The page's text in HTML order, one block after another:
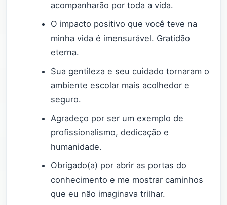
acompanharão por toda a vida.
O impacto positivo que você teve na
minha vida é imensurável. Gratidão
eterna.
Sua gentileza e seu cuidado tornaram o
ambiente escolar mais acolhedor e
seguro.
Agradeço por ser um exemplo de
profissionalismo, dedicação e
humanidade.
Obrigado(a) por abrir as portas do
conhecimento e me mostrar caminhos
que eu não imaginava trilhar.